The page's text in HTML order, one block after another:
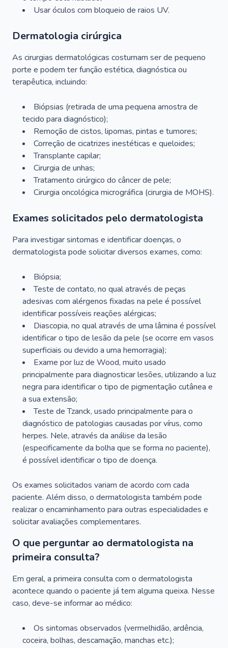
Usar óculos com bloqueio de raios UV.
Dermatologia cirúrgica
As cirurgias dermatológicas costumam ser de pequeno
porte e podem ter função estética, diagnóstica ou
terapêutica, incluindo:
Biópsias (retirada de uma pequena amostra de
tecido para diagnóstico);
Remoção de cistos, lipomas, pintas e tumores;
Correção de cicatrizes inestéticas e queloides;
Transplante capilar;
Cirurgia de unhas;
Tratamento cirúrgico do câncer de pele;
Cirurgia oncológica micrográfica (cirurgia de MOHS).
Exames solicitados pelo dermatologista
Para investigar sintomas e identificar doenças, o
dermatologista pode solicitar diversos exames, como:
Biópsia;
Teste de contato, no qual através de peças
adesivas com alérgenos fixadas na pele é possível
identificar possíveis reações alérgicas;
Diascopia, no qual através de uma lâmina é possível
identificar o tipo de lesão da pele (se ocorre em vasos
superficiais ou devido a uma hemorragia);
Exame por luz de Wood, muito usado
principalmente para diagnosticar lesões, utilizando a luz
negra para identificar o tipo de pigmentação cutânea e
a sua extensão;
Teste de Tzanck, usado principalmente para o
diagnóstico de patologias causadas por vírus, como
herpes. Nele, através da análise da lesão
(especificamente da bolha que se forma no paciente),
é possível identificar o tipo de doença.
Os exames solicitados variam de acordo com cada
paciente. Além disso, o dermatologista também pode
realizar o encaminhamento para outras especialidades e
solicitar avaliações complementares.
O que perguntar ao dermatologista na
primeira consulta?
Em geral, a primeira consulta com o dermatologista
acontece quando o paciente já tem alguma queixa. Nesse
caso, deve-se informar ao médico:
Os sintomas observados (vermelhidão, ardência,
coceira, bolhas, descamação, manchas etc.);